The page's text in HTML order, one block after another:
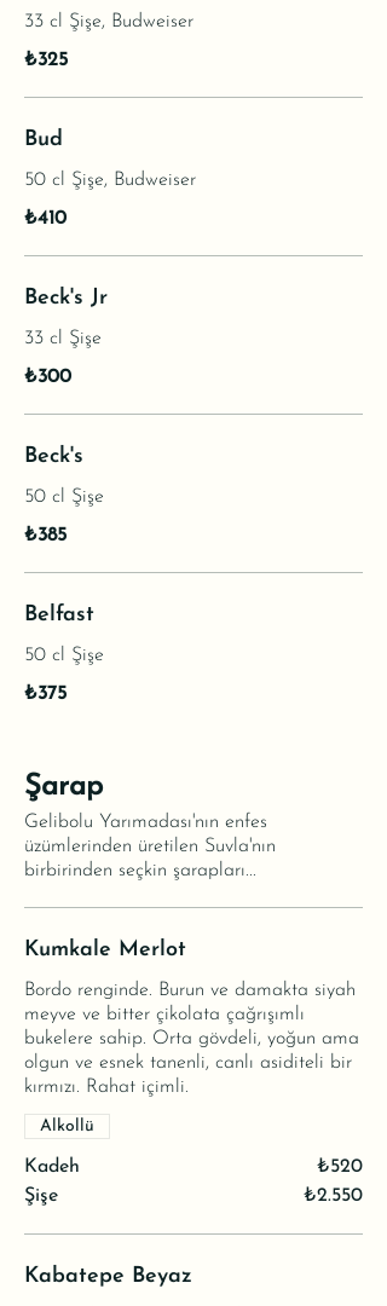
33 cl Şişe, Budweiser
₺325
Bud
50 cl Şişe, Budweiser
₺410
Beck's Jr
33 cl Şişe
₺300
Beck's
50 cl Şişe
₺385
Belfast
50 cl Şişe
₺375
Şarap
Gelibolu Yarımadası'nın enfes
üzümlerinden üretilen Suvla'nın
birbirinden seçkin şarapları...
Kumkale Merlot
Bordo renginde. Burun ve damakta siyah
meyve ve bitter çikolata çağrışımlı
bukelere sahip. Orta gövdeli, yoğun ama
olgun ve esnek tanenli, canlı asiditeli bir
kırmızı. Rahat içimli.
Kadeh
₺520
Şişe
₺2.550
Alkollü
Kabatepe Beyaz